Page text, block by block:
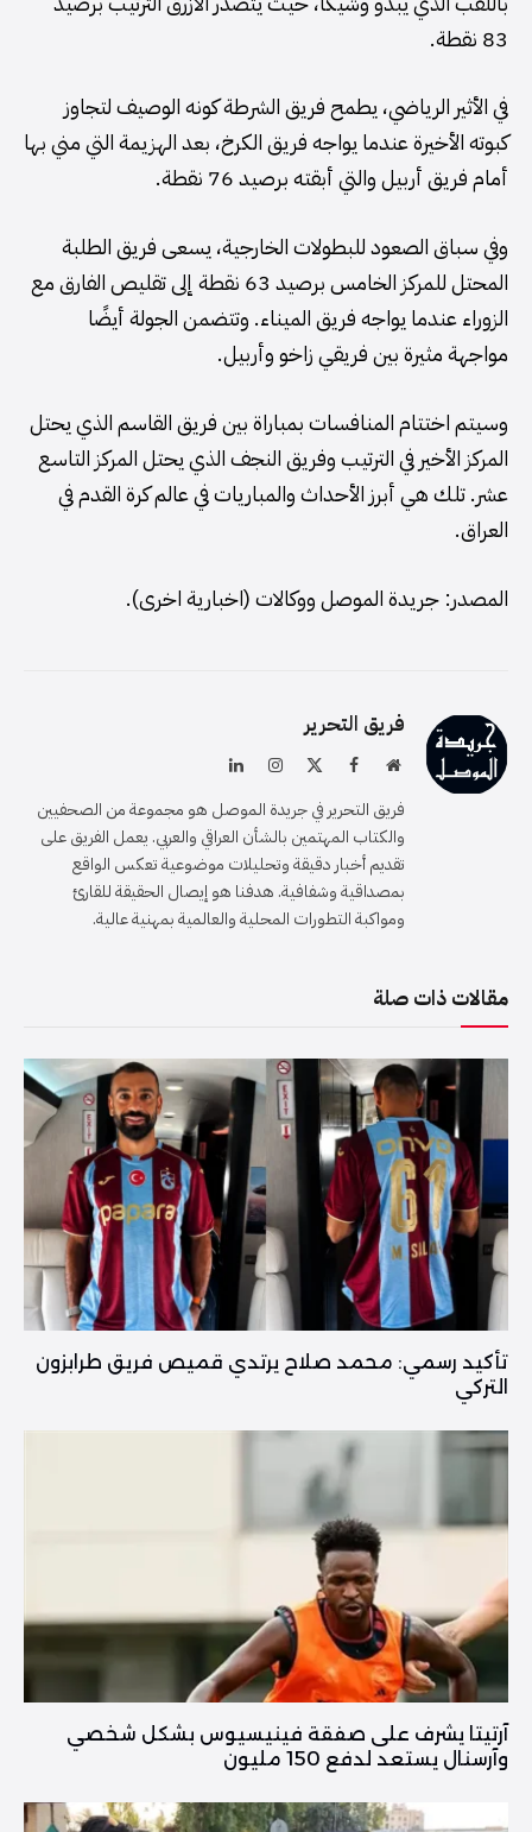
83 نقطة.
في الأثير الرياضي، يطمح فريق الشرطة كونه الوصيف لتجاوز
كبوته الأخيرة عندما يواجه فريق الكرخ، بعد الهزيمة التي مني بها
أمام فريق أربيل والتي أبقته برصيد 76 نقطة.
وفي سباق الصعود للبطولات الخارجية، يسعى فريق الطلبة
المحتل للمركز الخامس برصيد 63 نقطة إلى تقليص الفارق مع
الزوراء عندما يواجه فريق الميناء. وتتضمن الجولة أيضًا
مواجهة مثيرة بين فريقي زاخو وأربيل.
وسيتم اختتام المنافسات بمباراة بين فريق القاسم الذي يحتل
المركز الأخير في الترتيب وفريق النجف الذي يحتل المركز التاسع
عشر. تلك هي أبرز الأحداث والمباريات في عالم كرة القدم في
العراق.
المصدر: جريدة الموصل ووكالات (اخبارية اخرى).
فريق التحرير
موقعفيسبوك الانستغرام
لينكدإن
فريق التحرير في جريدة الموصل هو مجموعة من الصحفيين
والكتاب المهتمين بالشأن العراقي والعربي. يعمل الفريق على
تقديم أخبار دقيقة وتحليلات موضوعية تعكس الواقع
بمصداقية وشفافية. هدفنا هو إيصال الحقيقة للقارئ
ومواكبة التطورات المحلية والعالمية بمهنية عالية.
مقالات ذات صلة
تأكيد رسمي: محمد صلاح يرتدي قميص فريق طرابزون
التركي
آرتيتا يشرف على صفقة فينيسيوس بشكل شخصي
وآرسنال يستعد لدفع 150 مليون